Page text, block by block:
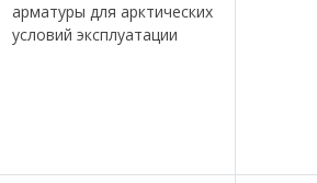
арматуры для арктических
условий эксплуатации